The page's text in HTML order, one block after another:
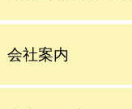
会社案内